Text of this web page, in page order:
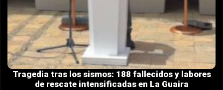
Tragedia tras los sismos: 188 fallecidos y labores
de rescate intensificadas en La Guaira